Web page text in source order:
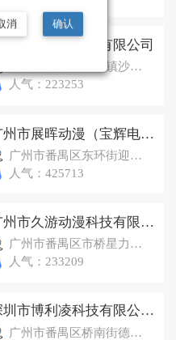
州童牛游艺设备有限公司
广东省广州市石基镇沙涌村金鳌街13号301
人气：223253
广州市展晖动漫（宝辉电子）科技有限公司
广州市番禺区东环街迎星东路143号星力动漫游戏产业园 C1、C3号商铺
人气：425713
广州市久游动漫科技有限公司
广州市番禺区市桥星力动漫产业园F13
人气：233209
深圳市博利凌科技有限公司(BTC)
广州市番禺区桥南街德贤路853号
消 确认